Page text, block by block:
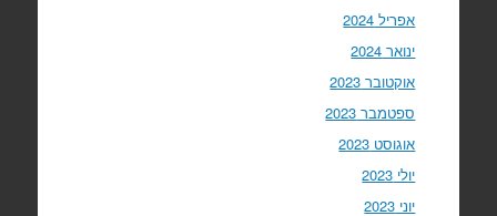
אפריל 2024
ינואר 2024
אוקטובר 2023
ספטמבר 2023
אוגוסט 2023
יולי 2023
יוני 2023